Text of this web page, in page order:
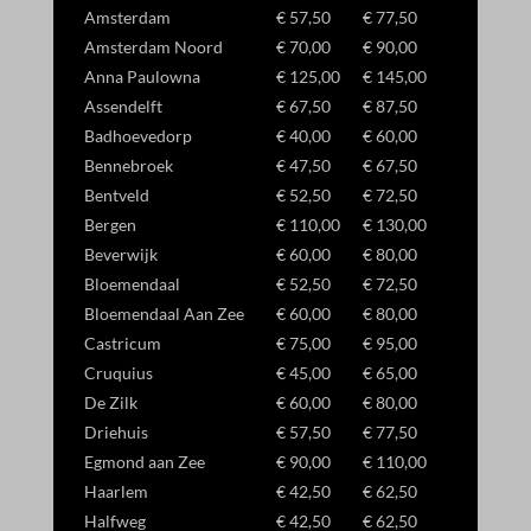
Amsterdam
€ 57,50
€ 77,50
Amsterdam Noord
€ 70,00
€ 90,00
Anna Paulowna
€ 125,00
€ 145,00
Assendelft
€ 67,50
€ 87,50
Badhoevedorp
€ 40,00
€ 60,00
Bennebroek
€ 47,50
€ 67,50
Bentveld
€ 52,50
€ 72,50
Bergen
€ 110,00
€ 130,00
Beverwijk
€ 60,00
€ 80,00
Bloemendaal
€ 52,50
€ 72,50
Bloemendaal Aan Zee
€ 60,00
€ 80,00
Castricum
€ 75,00
€ 95,00
Cruquius
€ 45,00
€ 65,00
De Zilk
€ 60,00
€ 80,00
Driehuis
€ 57,50
€ 77,50
Egmond aan Zee
€ 90,00
€ 110,00
Haarlem
€ 42,50
€ 62,50
Halfweg
€ 42,50 € 62,50
Details weergeven
_gcl_ag
_gcl_gs
amzn_consent
ssm_au_c